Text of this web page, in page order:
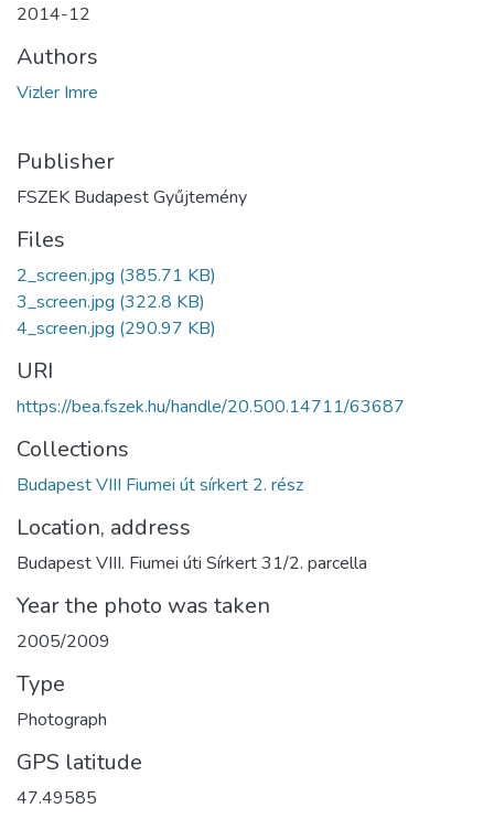
2014-12
Authors
Vizler Imre
Publisher
FSZEK Budapest Gyűjtemény
Files
2_screen.jpg (385.71 KB)
3_screen.jpg (322.8 KB)
4_screen.jpg (290.97 KB)
URI
https://bea.fszek.hu/handle/20.500.14711/63687
Collections
Budapest VIII Fiumei út sírkert 2. rész
Location, address
Budapest VIII. Fiumei úti Sírkert 31/2. parcella
Year the photo was taken
2005/2009
Type
Photograph
GPS latitude
47.49585